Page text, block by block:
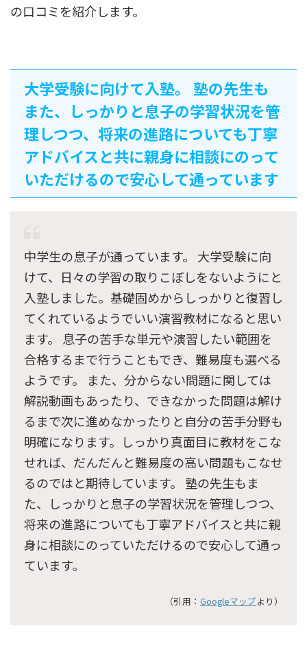
の口コミを紹介します。
大学受験に向けて入塾。 塾の先生も
また、しっかりと息子の学習状況を管
理しつつ、将来の進路についても丁寧
アドバイスと共に親身に相談にのって
いただけるので安心して通っています
中学生の息子が通っています。 大学受験に向
けて、日々の学習の取りこぼしをないようにと
入塾しました。基礎固めからしっかりと復習し
てくれているようでいい演習教材になると思い
ます。 息子の苦手な単元や演習したい範囲を
合格するまで行うこともでき、難易度も選べる
ようです。 また、分からない問題に関しては
解説動画もあったり、できなかった問題は解け
るまで次に進めなかったりと自分の苦手分野も
明確になります。しっかり真面目に教材をこな
せれば、だんだんと難易度の高い問題もこなせ
るのではと期待しています。 塾の先生もま
た、しっかりと息子の学習状況を管理しつつ、
将来の進路についても丁寧アドバイスと共に親
身に相談にのっていただけるので安心して通っ
ています。
（引用： Googleマップより）